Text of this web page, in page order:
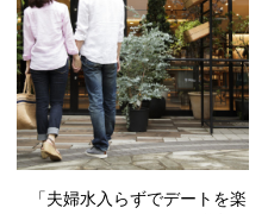
「夫婦水入らずでデートを楽